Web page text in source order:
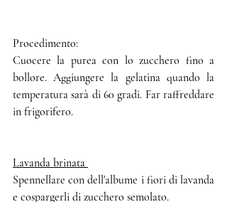
Procedimento:
Cuocere la purea con lo zucchero fino a
bollore. Aggiungere la gelatina quando la
temperatura sarà di 60 gradi. Far raffreddare
in frigorifero.
Lavanda brinata
Spennellare con dell'albume i fiori di lavanda
e cospargerli di zucchero semolato.